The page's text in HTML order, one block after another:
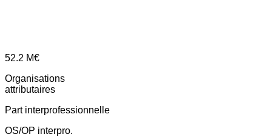
52.2 M€
Organisations
attributaires
Part interprofessionnelle
OS/OP interpro.